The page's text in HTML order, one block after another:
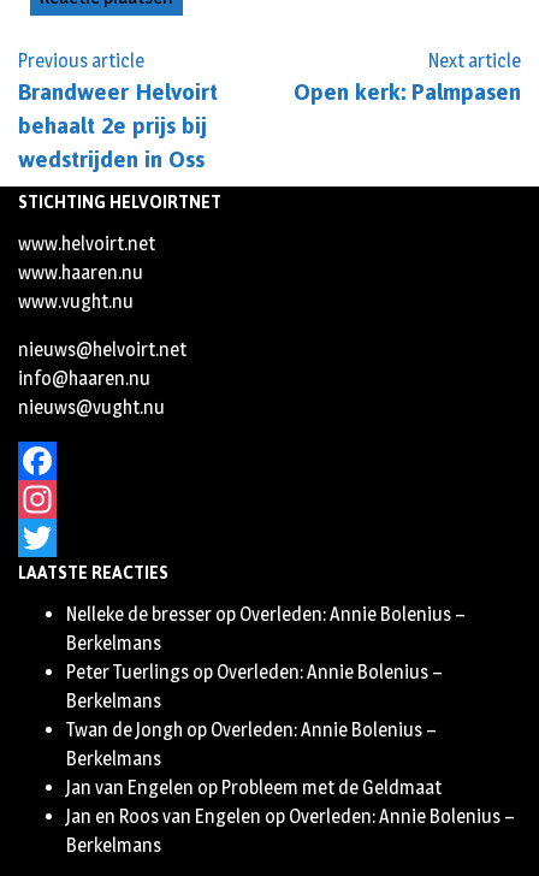
Previous article
Brandweer Helvoirt
behaalt 2e prijs bij
wedstrijden in Oss
Next article
Open kerk: Palmpasen
STICHTING HELVOIRTNET
www.helvoirt.net
www.haaren.nu
www.vught.nu
nieuws@helvoirt.net
info@haaren.nu
nieuws@vught.nu
Facebook
Instagram
Twitter
LAATSTE REACTIES
Nelleke de bresser op Overleden: Annie Bolenius –
Berkelmans
Peter Tuerlings op Overleden: Annie Bolenius –
Berkelmans
Twan de Jongh op Overleden: Annie Bolenius –
Berkelmans
Jan van Engelen op Probleem met de Geldmaat
Jan en Roos van Engelen op Overleden: Annie Bolenius –
Berkelmans